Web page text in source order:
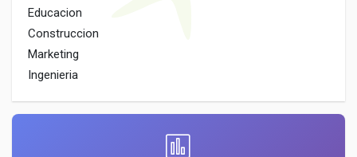
Educacion
Construccion
Marketing
Ingenieria